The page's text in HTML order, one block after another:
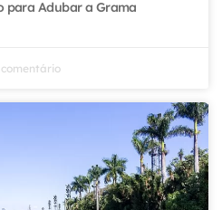
para Adubar a Grama